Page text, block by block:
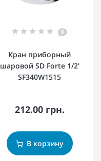
0
Кран приборный
шаровой SD Forte 1/2'
SF340W1515
212.00 грн.
В корзину